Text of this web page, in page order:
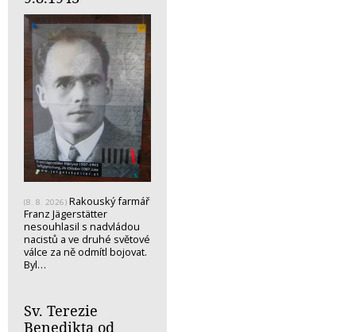
(8. 8. 2026) Rakouský farmář
Franz Jägerstätter
nesouhlasil s nadvládou
nacistů a ve druhé světové
válce za ně odmítl bojovat.
Byl…
Sv. Terezie
Benedikta od